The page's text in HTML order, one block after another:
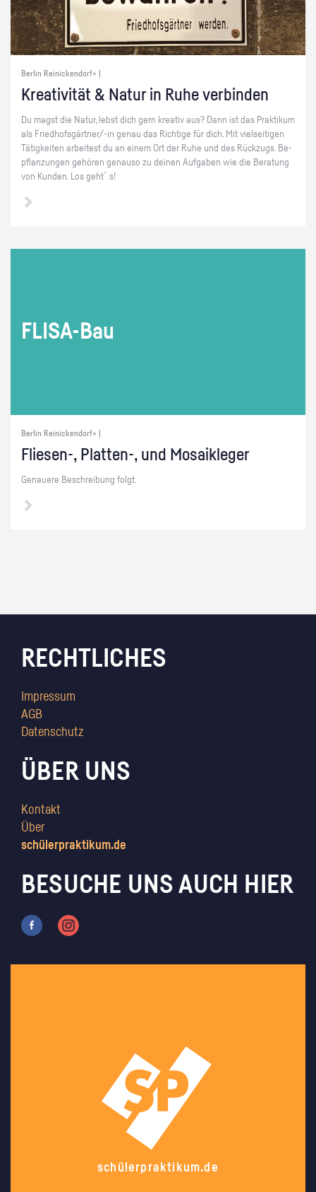
Berlin Reinickendorf+ |
Krea­ti­vi­tät & Natur in Ruhe ver­bin­den
Du magst die Natur, lebst dich gern krea­tiv aus? Dann ist das Prak­ti­kum
als Fried­hofs­gärt­ner/-in genau das Rich­ti­ge für dich. Mit viel­sei­ti­gen
Tä­tig­kei­ten ar­bei­test du an einem Ort der Ruhe und des Rück­zugs. Be­
pflan­zun­gen ge­hö­ren ge­nau­so zu dei­nen Auf­ga­ben wie die Be­ra­tung
von Kun­den. Los geht´s!
FLI­SA-Bau
Berlin Reinickendorf+ |
Flie­sen-, Plat­ten-, und Mo­sa­ik­le­ger
Ge­naue­re Be­schrei­bung folgt.
RECHTLICHES
Impressum
AGB
Datenschutz
ÜBER UNS
Kontakt
Über
schülerpraktikum.de
BESUCHE UNS AUCH HIER
schülerpraktikum.de